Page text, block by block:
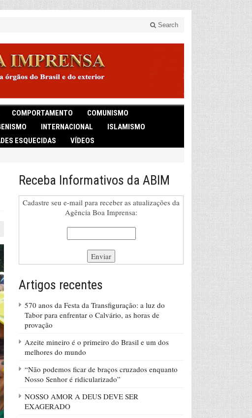
Search
COMPORTAMENTO
COMUNISMO
INTERNACIONAL
ISLAMISMO
ESQUECIDAS VÍDEOS
Receba Informativos da ABIM
Cadastre seu e-mail para receber as atualizações da
Agência Boa Imprensa:
Artigos recentes
570 anos da Festa da Transfiguração: a luz do
Tabor para enfrentar o Calvário, as horas de
provação
Azeite mineiro é o primeiro do Brasil e um dos
melhores do mundo
“Não podemos ficar de braços cruzados enquanto
Nosso Senhor é ridicularizado”
NOSSO AMOR A DEUS DEVE SER
EXAGERADO